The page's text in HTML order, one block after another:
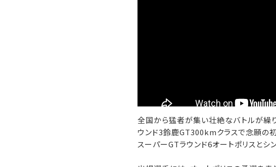
全国から猛者が集い壮絶なバトルが繰
ウンド3鈴鹿GT300kmクラスで念願の
スーパーGTラウンド6オートポリスとシ